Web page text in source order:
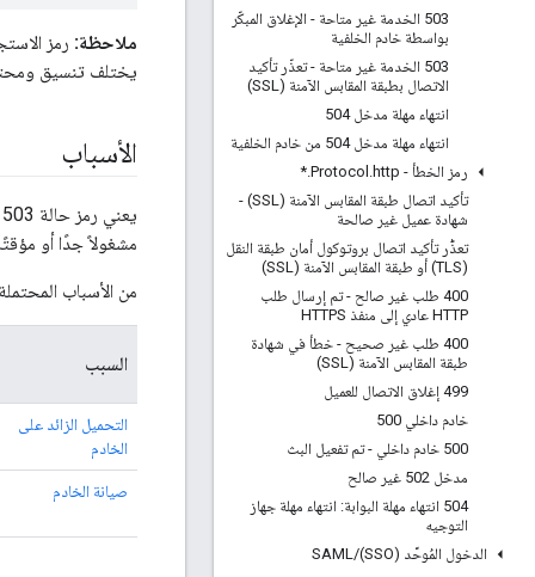
503 الخدمة غير متاحة - الإغلاق المبكّر
بواسطة خادم الخلفية
503 الخدمة غير متاحة - تعذّر تأكيد
الاتصال بطبقة المقابس الآمنة (SSL)
انتهاء مهلة مدخل 504
انتهاء مهلة مدخل 504 من خادم الخلفية
رمز الخطأ - Protocol
.http
.
*
تأكيد اتصال طبقة المقابس الآمنة (SSL) -
شهادة عميل غير صالحة
تعذُّر تأكيد اتصال بروتوكول أمان طبقة النقل
(TLS) أو طبقة المقابس الآمنة (SSL)
400 طلب غير صالح - تم إرسال طلب
HTTP عادي إلى منفذ HTTPS
400 طلب غير صحيح - خطأ في شهادة
طبقة المقابس الآمنة (SSL)
499 إغلاق الاتصال للعميل
خادم داخلي 500
500 خادم داخلي - تم تفعيل البث
مدخل 502 غير صالح
504 انتهاء مهلة البوابة: انتهاء مهلة جهاز
التوجيه
الدخول المُوحَّد (SSO)
/
SAML
ملاحظة: رمز
يختلف تنسيق
الأسباب
مشغولاً جدًا أو
من الأسباب
السبب
التحميل الزائد على
الخادم
صيانة الخادم